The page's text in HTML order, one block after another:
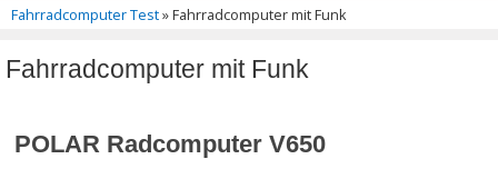
Fahrradcomputer Test» Fahrradcomputer mit Funk
Fahrradcomputer mit Funk
POLAR Radcomputer V650